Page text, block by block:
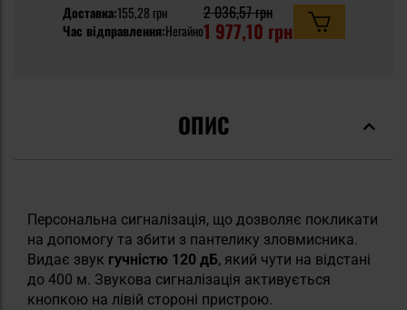
Доставка:155,28 грн
Час відправлення:Негайно
2 036,57 грн
1 977,10 грн
ОПИС
Персональна сигналізація, що дозволяє покликати
на допомогу та збити з пантелику зловмисника.
Видає звук гучністю 120 дБ, який чути на відстані
до 400 м. Звукова сигналізація активується
кнопкою на лівій стороні пристрою.